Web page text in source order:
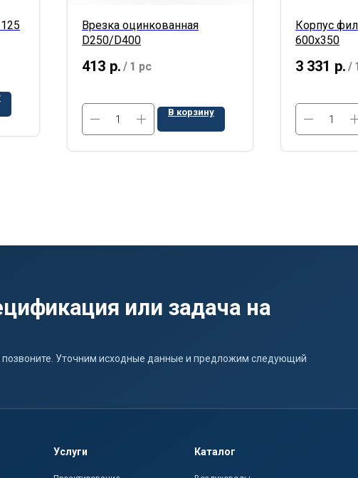
Врезка оцинкованная
D250/D400
413 р. / 1 pc
В корзину
Корпус
600х350
3 331 р. /
или задача на
позвоните. Уточним исходные данные и предложим следующий
Услуги Каталог